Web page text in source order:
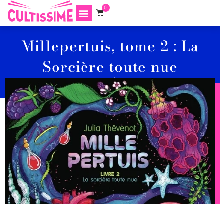
0
Millepertuis, tome 2 : La
Sorcière toute nue
JULIA THÉVENOT